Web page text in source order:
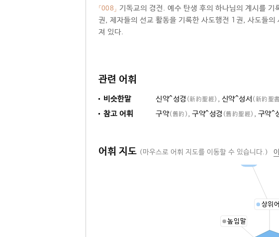
「008」 기독교의 경전. 예수 탄생 후의 하나님의 계시를
권, 제자들의 선교 활동을 기록한 사도행전 1권, 사도들
져 있다.
관련 어휘
비슷한말 신약^성경 (新約聖經) , 신약^성서 (新約聖
참고 어휘 구약(舊約) , 구약^성경 (舊約聖經) , 구약^
어휘 지도 (마우스로 어휘 지도를 이동할 수 있습니다.)
상위어
높임말